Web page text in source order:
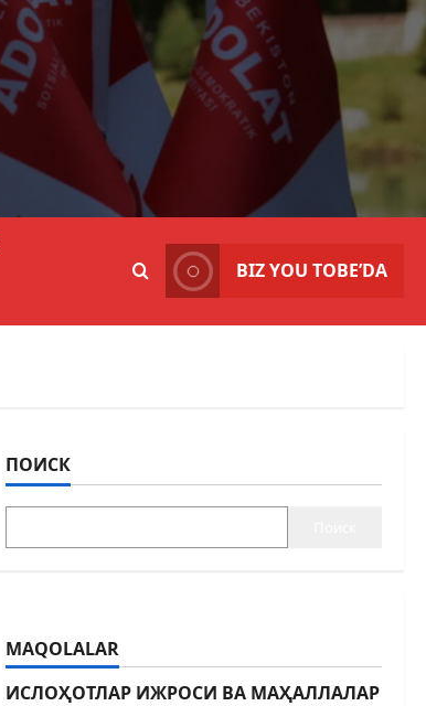
BIZ YOU TOBE’DA
ПОИСК
MAQOLALAR
ИСЛОҲОТЛАР ИЖРОСИ ВА МАҲАЛЛАЛАР